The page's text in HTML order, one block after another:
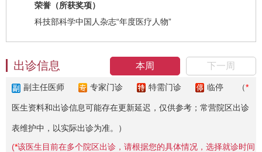
荣誉（所获奖项）
科技部科学中国人杂志“年度医疗人物”
本周 下一周
出诊信息
副主任医师 专家门诊 特需门诊 临停 （*
医生资料和出诊信息可能存在更新延迟，仅供参考；常营院区出诊
表维护中，以实际出诊为准。）
(*该医生目前在多个院区出诊，请根据您的具体情况，选择就诊时间